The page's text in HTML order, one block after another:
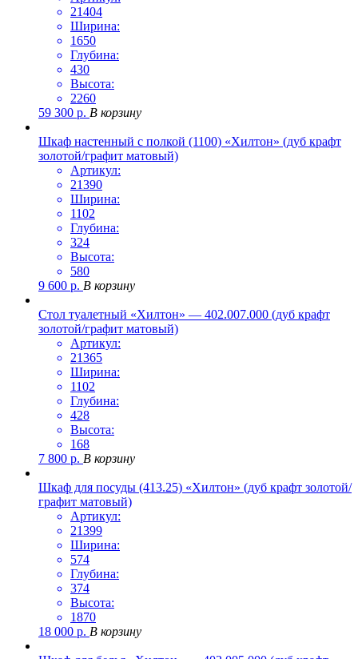
21404
Ширина:
1650
Глубина:
430
Высота:
2260
59 300 р. В корзину
Шкаф настенный с полкой (1100) «Хилтон» (дуб крафт
золотой/графит матовый)
Артикул:
21390
Ширина:
1102
Глубина:
324
Высота:
580
9 600 р. В корзину
Стол туалетный «Хилтон» — 402.007.000 (дуб крафт
золотой/графит матовый)
Артикул:
21365
Ширина:
1102
Глубина:
428
Высота:
168
7 800 р. В корзину
Шкаф для посуды (413.25) «Хилтон» (дуб крафт золотой/
графит матовый)
Артикул:
21399
Ширина:
574
Глубина:
374
Высота:
1870
18 000 р. В корзину